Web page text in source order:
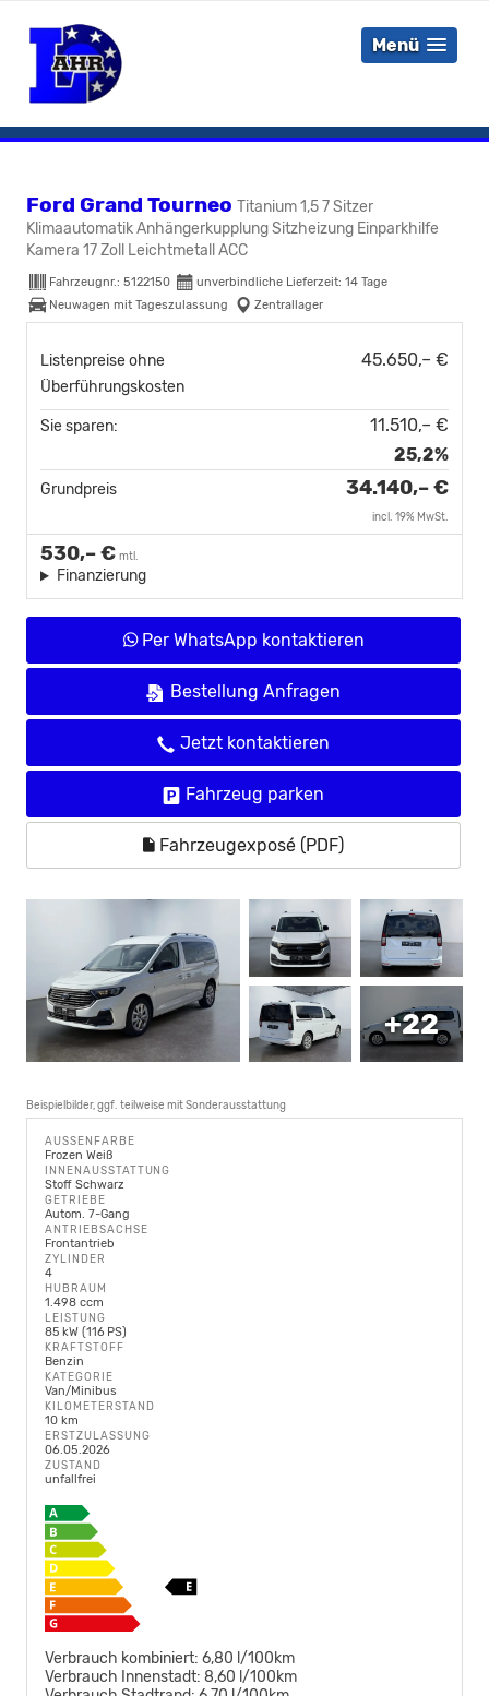
Menü
Ford Grand Tourneo Titanium 1,5 7 Sitzer
Klimaautomatik Anhängerkupplung Sitzheizung Einparkhilfe
Kamera 17 Zoll Leichtmetall ACC
Fahrzeugnr.: 5122150 unverbindliche Lieferzeit: 14 Tage
Neuwagen mit Tageszulassung
Zentrallager
Listenpreise ohne
Überführungskosten
45.650,– €
Sie sparen:
11.510,– €
25,2%
Grundpreis 34.140,– €
incl. 19% MwSt.
530,– € mtl.
Finanzierung
Per WhatsApp kontaktieren
Bestellung Anfragen
Jetzt kontaktieren
Fahrzeug parken
Fahrzeugexposé (PDF)
+22
Beispielbilder, ggf. teilweise mit Sonderausstattung
AUSSENFARBE
Frozen Weiß
INNENAUSSTATTUNG
Stoff Schwarz
GETRIEBE
Autom. 7-Gang
ANTRIEBSACHSE
Frontantrieb
ZYLINDER
4
HUBRAUM
1.498 ccm
LEISTUNG
85 kW (116 PS)
KRAFTSTOFF
Benzin
KATEGORIE
Van/Minibus
KILOMETERSTAND
10 km
ERSTZULASSUNG
06.05.2026
ZUSTAND
unfallfrei
Verbrauch kombiniert: 6,80 l/100km
Verbrauch Innenstadt: 8,60 l/100km